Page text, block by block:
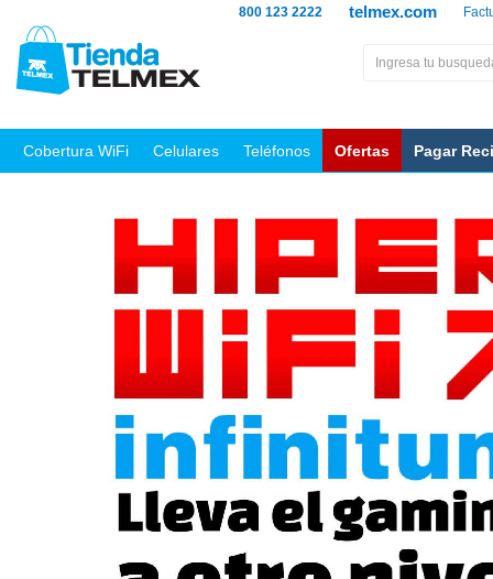
telmex.com
800 123 2222
Cobertura WiFi Celulares Teléfonos Ofertas Pagar